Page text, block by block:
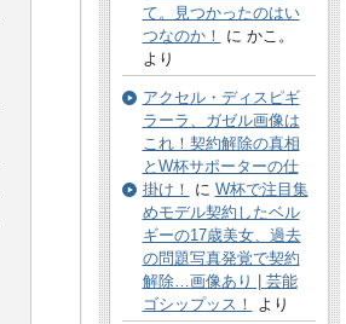
て。見つかったのはい
つなのか！
に かこ。
より
アクセル・ディスピギ
ラーラ、ガゼル画像は
これ！契約解除の真相
とW杯サポーターの仕
掛け！
に W杯で注目集
めモデル契約したベル
ギーの17歳美女、過去
の問題写真発覚で契約
解除…画像あり | 芸能
ゴシップッス！
より